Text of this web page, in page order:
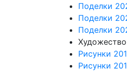
Поделки
Поделки
Поделки
Художество
Рисунки
Рисунки